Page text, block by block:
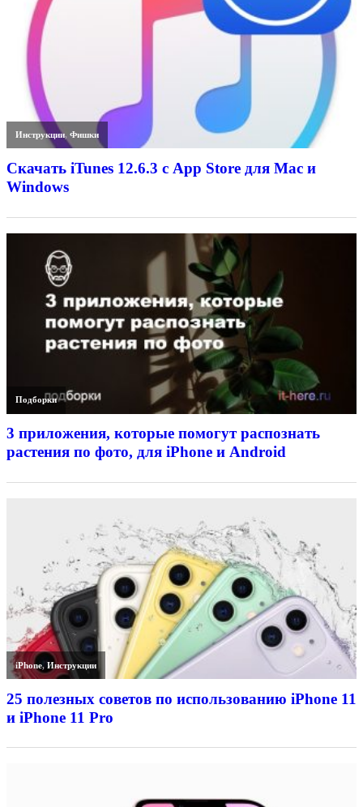
Инструкции,Фишки
Скачать iTunes 12.6.3 с App Store для Mac и
Windows
Подборки
3 приложения, которые помогут распознать
растения по фото, для iPhone и Android
iPhone,Инструкции
25 полезных советов по использованию iPhone 11
и iPhone 11 Pro